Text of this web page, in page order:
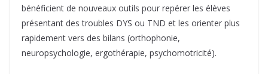
bénéficient de nouveaux outils pour repérer les élèves
présentant des troubles DYS ou TND et les orienter plus
rapidement vers des bilans (orthophonie,
neuropsychologie, ergothérapie, psychomotricité).